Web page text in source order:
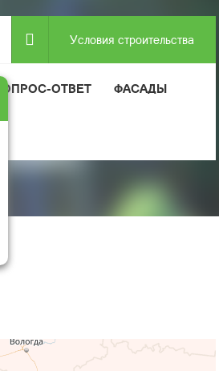
Условия строительства
ВОПРОС-ОТВЕТ ФАСАДЫ